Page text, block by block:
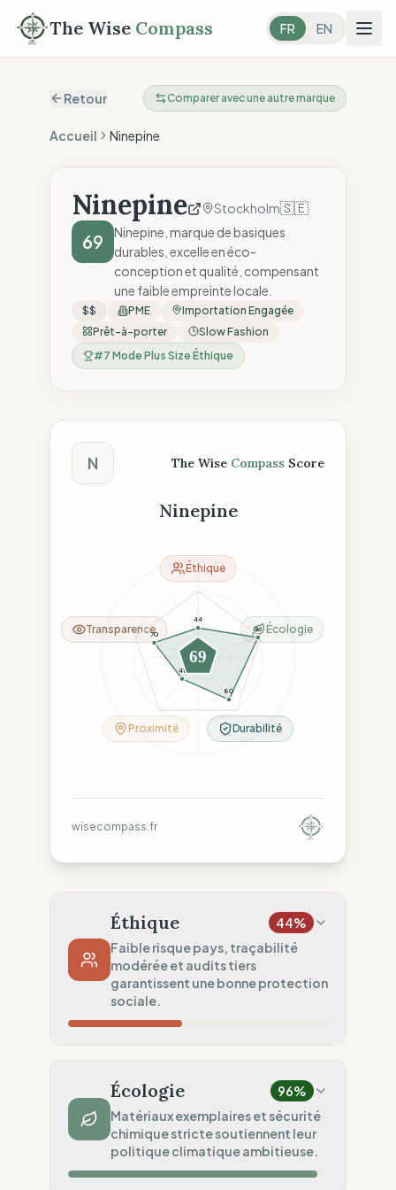
The Wise Compass FR EN
Retour Comparer avec une autre marque
Accueil Ninepine
Ninepine Stockholm🇸🇪
69
Ninepine, marque de basiques
durables, excelle en éco-
conception et qualité, compensant
une faible empreinte locale.
$$ PME
Importation Engagée
Prêt-à-porter
Slow Fashion
#7 Mode Plus Size Éthique
Score The Wise Compass
N The Wise Compass Score
Ninepine
44
96
80
41
70
69
Éthique
Écologie
Durabilité
Proximité
Transparence
wisecompass.fr
Éthique 44%
Faible risque pays, traçabilité
modérée et audits tiers
garantissent une bonne protection
sociale.
Droits non garantis (Asie/Europe)
Traçabilité 50%
Rang 1 & partage ONG
Audits Sociaux 75%
Écologie 96%
Matériaux exemplaires et sécurité
chimique stricte soutiennent leur
politique climatique ambitieuse.